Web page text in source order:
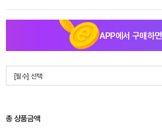
APP에서 구매하면
[필수] 선택
총 상품금액